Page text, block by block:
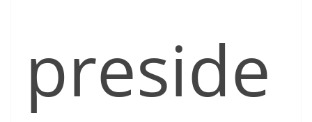
preside